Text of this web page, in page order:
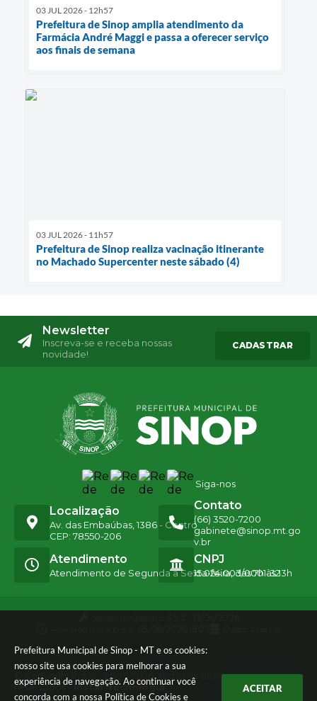
Prefeitura Municipal de Sinop - MT e os cookies:
nosso site usa cookies para melhorar a sua
experiência de navegação. Ao continuar você
concorda com a nossa Política de Cookies e
ACEITAR
03 JUL 2026 - 12h57
Prefeitura de Sinop amplia atendimento da
Farmácia André Maggi e passa a oferecer serviço
aos finais de semana
03 JUL 2026 - 11h57
Prefeitura de Sinop realiza vacinação itinerante
no Machado Supercenter neste sábado (4)
Newsletter
Inscreva-se e receba nossas
novidade!
CADASTRAR
Siga-nos
Localização
Av. das Embaúbas, 1386 - Centro
CEP: 78550-206
Contato
(66) 3520-7200
gabinete@sinop.mt.go
v.br
Atendimento
Atendimento de Segunda a Sexta-feira, das 7h às 13h
CNPJ
15.024.003/0001-32
© Copyright Instar - 2006-2026. Todos os direitos
reservados - Instar Tecnologia